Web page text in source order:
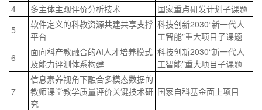
4
多主体主观评价分析技术
国家重点研发计划子课题
5
软件定义的科教资源共建共享支撑
平台
科技创新2030“新一代人
工智能”重大项目子课题
6
面向科产教融合的AI人才培养模式
及能力评测体系构建
科技创新2030“新一代人
工智能”重大项目子课题
7
信息素养视角下融合多模态数据的
教师课堂教学质量评价关键技术研
究
国家自科基金面上项目